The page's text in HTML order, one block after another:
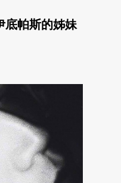
底帕斯的姊妹